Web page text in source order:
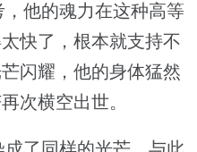
他的魂力在这种高等
快了，根本就支持不
闪耀，他的身体猛然
次横空出世。